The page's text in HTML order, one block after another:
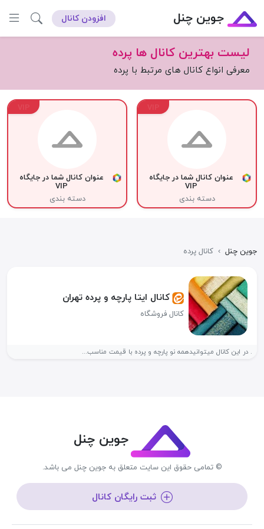
جوین چنل افزودن کانال
لیست بهترین کانال ها پرده
معرفی انواع کانال های مرتبط با پرده
عنوان کانال شما در جایگاه
VIP
دسته بندی
عنوان کانال شما در جایگاه
VIP
دسته بندی
جوین چنل › کانال پرده
کانال ایتا پارچه و پرده تهران
کانال فروشگاه
. در این کانال میتوانیدهمه نو پارچه و پرده با قیمت مناسب...
جوین چنل
© تمامی حقوق این سایت متعلق به جوین چنل می باشد.
ثبت رایگان کانال